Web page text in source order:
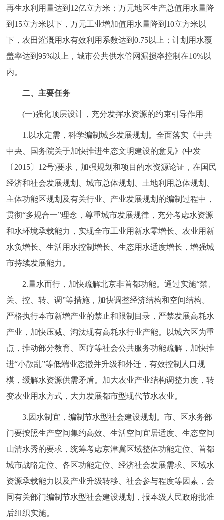
再生水利用量达到12亿立方米；万元地区生产总值用水量降
到15立方米以下，万元工业增加值用水量降到10立方米以
下，农田灌溉用水有效利用系数达到0.75以上；计划用水覆
盖率达到95%以上，城市公共供水管网漏损率控制在10%以
内。
二、主要任务
(一)强化顶层设计，充分发挥水资源的约束引导作用
1.以水定需，科学编制城乡发展规划。全面落实《中共
中央、国务院关于加快推进生态文明建设的意见》(中发
〔2015〕12号)要求，加强规划和项目的水资源论证，在国民
经济和社会发展规划、城市总体规划、土地利用总体规划、
主体功能区规划及有关行业、产业发展规划的编制过程中，
贯彻“多规合一”理念，尊重城市发展规律，充分考虑水资源
和水环境承载能力，实现全市工业用新水零增长、农业用新
水负增长、生活用水控制增长、生态用水适度增长，增强城
市持续发展能力。
2.量水而行，加快疏解北京非首都功能。通过实施“禁、
关、控、转、调”等措施，加快调整经济结构和空间结构。
严格执行本市新增产业的禁止和限制目录，严禁发展高耗水
产业，加快压减、淘汰现有高耗水行业产能。以城六区为重
点，推动部分教育、医疗等社会公共服务功能疏解，加快推
进“小散乱”等低端业态撤并升级和外迁，有效控制人口规
模，缓解水资源供需矛盾。加大农业产业结构调整力度，转
变农业用水方式，大力发展都市型现代节水农业。
3.因水制宜，编制节水型社会建设规划。市、区水务部
门要按照生产空间集约高效、生活空间宜居适度、生态空间
山清水秀的要求，统筹考虑京津冀区域整体功能定位、首都
城市战略定位、各区功能定位、经济社会发展需求、区域水
资源承载能力以及产业升级转移、社会参与程度等因素，会
同有关部门编制节水型社会建设规划，报本级人民政府批准
后组织实施。